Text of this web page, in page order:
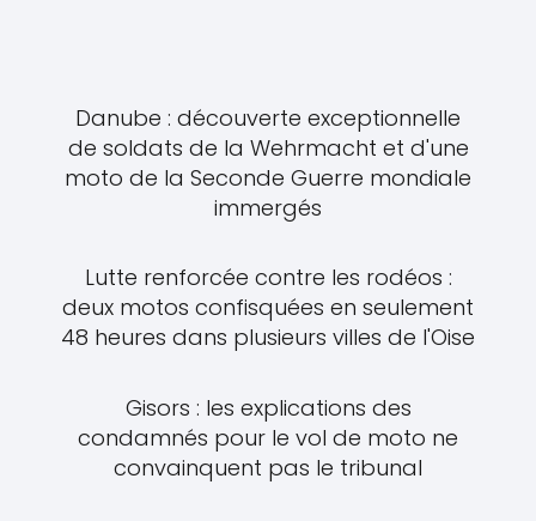
Danube : découverte exceptionnelle
de soldats de la Wehrmacht et d'une
moto de la Seconde Guerre mondiale
immergés
Lutte renforcée contre les rodéos :
deux motos confisquées en seulement
48 heures dans plusieurs villes de l'Oise
Gisors : les explications des
condamnés pour le vol de moto ne
convainquent pas le tribunal